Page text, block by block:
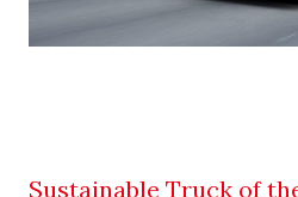
Sustainable Truck of